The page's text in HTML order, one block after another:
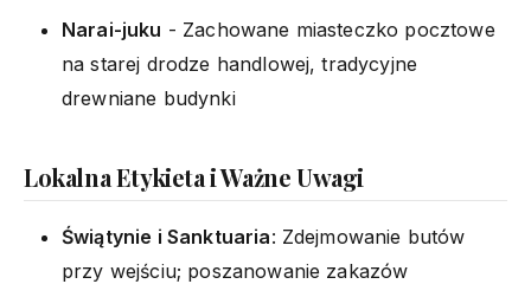
Narai-juku - Zachowane miasteczko pocztowe
na starej drodze handlowej, tradycyjne
drewniane budynki
Lokalna Etykieta i Ważne Uwagi
Świątynie i Sanktuaria: Zdejmowanie butów
przy wejściu; poszanowanie zakazów